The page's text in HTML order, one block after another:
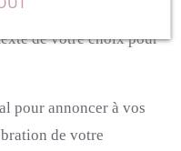
sur 10 cm.
de votre choix pour
pour annoncer à vos
de votre